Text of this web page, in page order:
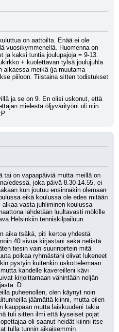
on aattoilta. Enää ei ole
vuosikymmenellä. Huomenna on
ja kaksi tuntia joulupajoja = 9-13.
+ kuolettavan tylsä joulujuhla
alkaessa meikä (ja muutama
piiloon. Tiistaina sitten todistukset
ja se on 9. En olisi uskonut, että
mielestä öljyvärityöni oli niin
tai on vapaapäiviä mutta meillä on
edessä, joka päivä 8.30-14.55, ei
kun joutuu ensinnäkin olemaan
eikä koulussa ole edes mitään
vasta juhliminen koulussa
lähdetään luultavasti mökille
Helsinkiin tenniskilpailuun.
aika tsäkä, piti kertoa yhdestä
40 sivua kirjastani sekä netistä
tiesin vain suurinpirtein mitä
poikaa ryhmästäni olivat lukeneet
pystyin kuitenkin uskottelemaan
kahdelle kavereilleni kävi
kirjoittamaan vähintään neljän
:D
puheenollen, olen käynyt noin
jäämättä kiinni, mutta eilen
kauppaan mutta laiskuudeni takia
tuli sitten ilmi että kyseiset pojat
oli saanut heidät kiinni itse
tulla tunnin aikaisemmin